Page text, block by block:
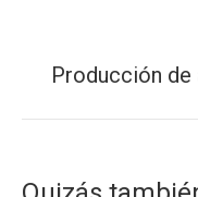
Producción